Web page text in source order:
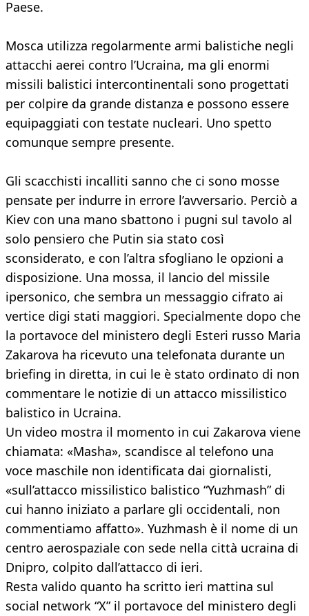
Paese.
Mosca utilizza regolarmente armi balistiche negli
attacchi aerei contro l’Ucraina, ma gli enormi
missili balistici intercontinentali sono progettati
per colpire da grande distanza e possono essere
equipaggiati con testate nucleari. Uno spetto
comunque sempre presente.
Gli scacchisti incalliti sanno che ci sono mosse
pensate per indurre in errore l’avversario. Perciò a
Kiev con una mano sbattono i pugni sul tavolo al
solo pensiero che Putin sia stato così
sconsiderato, e con l’altra sfogliano le opzioni a
disposizione. Una mossa, il lancio del missile
ipersonico, che sembra un messaggio cifrato ai
vertice digi stati maggiori. Specialmente dopo che
la portavoce del ministero degli Esteri russo Maria
Zakarova ha ricevuto una telefonata durante un
briefing in diretta, in cui le è stato ordinato di non
commentare le notizie di un attacco missilistico
balistico in Ucraina.
Un video mostra il momento in cui Zakarova viene
chiamata: «Masha», scandisce al telefono una
voce maschile non identificata dai giornalisti,
«sull’attacco missilistico balistico “Yuzhmash” di
cui hanno iniziato a parlare gli occidentali, non
commentiamo affatto». Yuzhmash è il nome di un
centro aerospaziale con sede nella città ucraina di
Dnipro, colpito dall’attacco di ieri.
Resta valido quanto ha scritto ieri mattina sul
social network “X” il portavoce del ministero degli